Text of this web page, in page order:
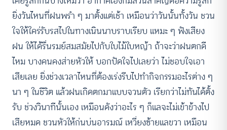
ยิ่งวันไหนที่ฝนพรำ ๆ มาตั้งแต่เช้า เหมือนว่าวันนั้นทั้งวัน ชวน
ใจให้ใคร่รับรสไปในทางเนินนาบราบเรียบ แหมะ ๆ ฟังเสียง
ฝน ให้ได้รื่นรมย์สมสมัยไปกับใบไม้ใบหญ้า ถ้าจะว่าฝนตกดี
ไหม บางคนคงส่ายหัวให้ บอกปัดใจไปเลยว่า ไม่ชอบใจเอา
เสียเลย ยิ่งช่วงเวลาไหนที่ต้องเร่งรีบไปทำกิจกรรมอะไรต่าง ๆ
นา ๆ ในชีวิต แล้วฝนเกิดตกมาแบบจวนตัว เรียกว่าไม่ทันได้ตั้ง
รับ ช่วงวินาทีนั้นเอง เหมือนดังว่าอะไร ๆ ก็แลจะไม่เข้าข้างไป
เสียหมด ชวนหัวให้ก่นบ่นอารมณ์ เหวี่ยงซ้ายแลขวา เหมือน